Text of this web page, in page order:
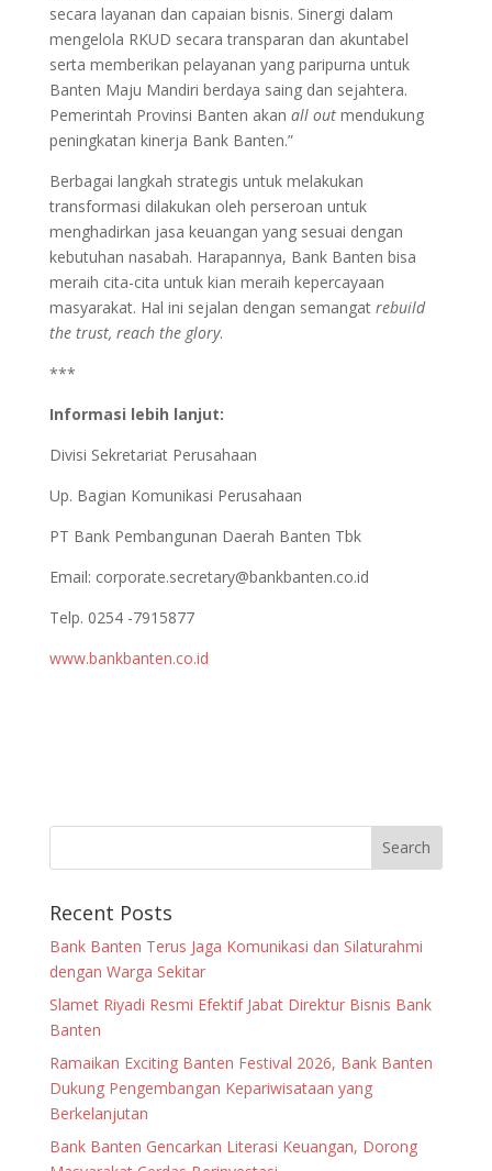
secara layanan dan capaian bisnis. Sinergi dalam
mengelola RKUD secara transparan dan akuntabel
serta memberikan pelayanan yang paripurna untuk
Banten Maju Mandiri berdaya saing dan sejahtera.
Pemerintah Provinsi Banten akan all outmendukung
peningkatan kinerja Bank Banten.”
Berbagai langkah strategis untuk melakukan
transformasi dilakukan oleh perseroan untuk
menghadirkan jasa keuangan yang sesuai dengan
kebutuhan nasabah. Harapannya, Bank Banten bisa
meraih cita-cita untuk kian meraih kepercayaan
masyarakat. Hal ini sejalan dengan semangat rebuild
the trust, reach the glory.
***
Informasi lebih lanjut:
Divisi Sekretariat Perusahaan
Up. Bagian Komunikasi Perusahaan
PT Bank Pembangunan Daerah Banten Tbk
Email: corporate.secretary@bankbanten.co.id
Telp. 0254 -7915877
www.bankbanten.co.id
Recent Posts
Bank Banten Terus Jaga Komunikasi dan Silaturahmi
dengan Warga Sekitar
Slamet Riyadi Resmi Efektif Jabat Direktur Bisnis Bank
Banten
Ramaikan Exciting Banten Festival 2026, Bank Banten
Dukung Pengembangan Kepariwisataan yang
Berkelanjutan
Bank Banten Gencarkan Literasi Keuangan, Dorong